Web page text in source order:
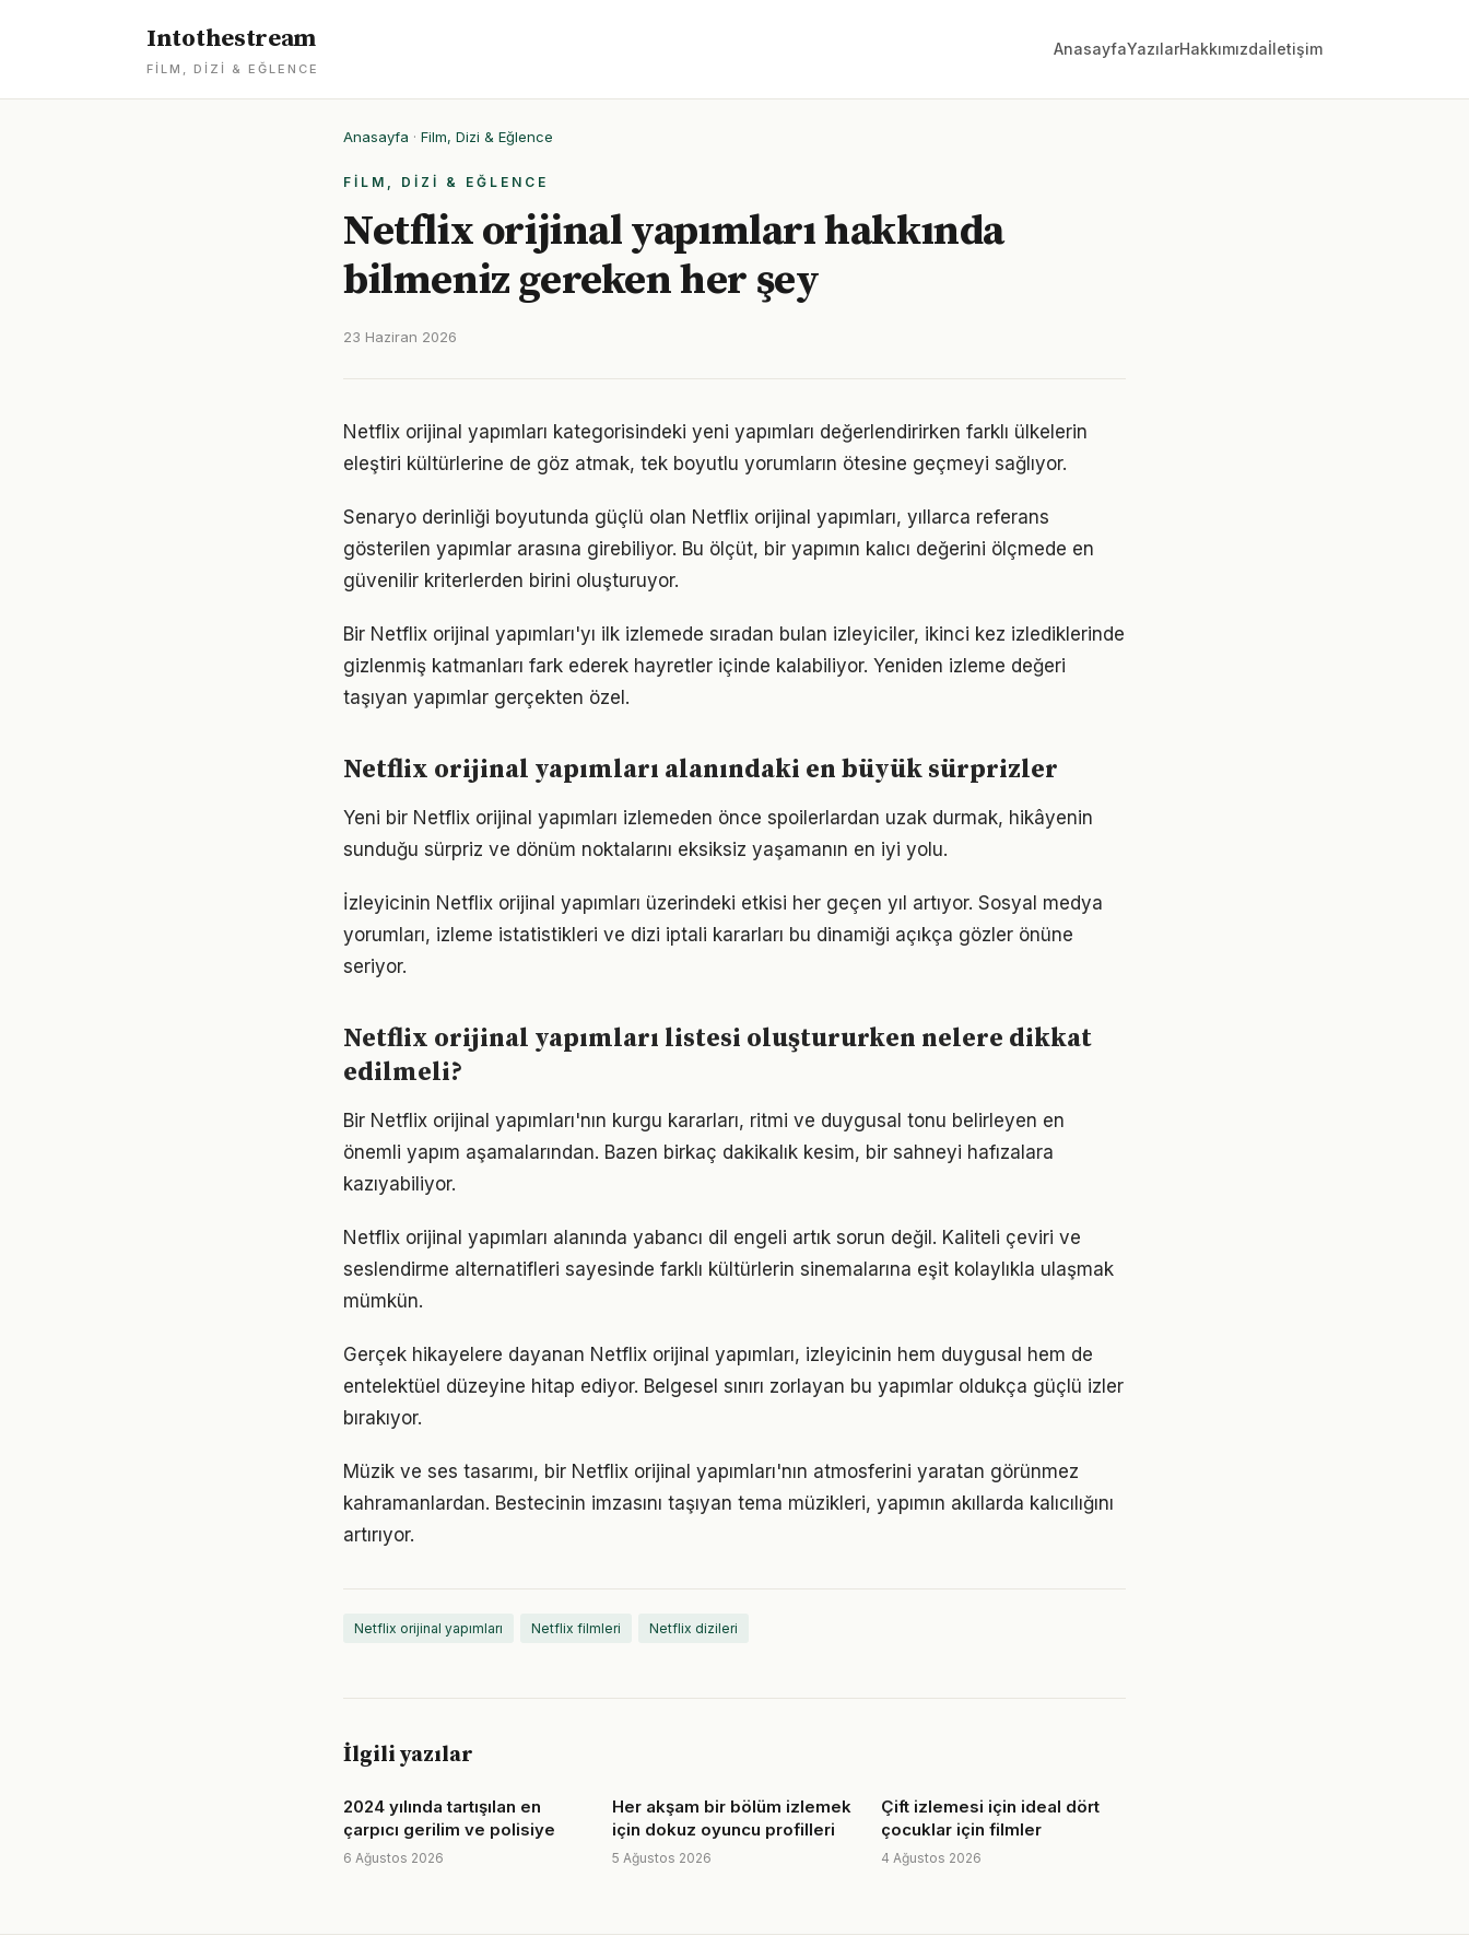
Intothestream
FILM, DIZI & EĞLENCE
AnasayfaYazılarHakkımızdaİletişim
Anasayfa · Film, Dizi & Eğlence
FILM, DIZI & EĞLENCE
Netflix orijinal yapımları hakkında
bilmeniz gereken her şey
23 Haziran 2026
Netflix orijinal yapımları kategorisindeki yeni yapımları değerlendirirken farklı ülkelerin
eleştiri kültürlerine de göz atmak, tek boyutlu yorumların ötesine geçmeyi sağlıyor.
Senaryo derinliği boyutunda güçlü olan Netflix orijinal yapımları, yıllarca referans
gösterilen yapımlar arasına girebiliyor. Bu ölçüt, bir yapımın kalıcı değerini ölçmede en
güvenilir kriterlerden birini oluşturuyor.
Bir Netflix orijinal yapımları'yı ilk izlemede sıradan bulan izleyiciler, ikinci kez izlediklerinde
gizlenmiş katmanları fark ederek hayretler içinde kalabiliyor. Yeniden izleme değeri
taşıyan yapımlar gerçekten özel.
Netflix orijinal yapımları alanındaki en büyük sürprizler
Yeni bir Netflix orijinal yapımları izlemeden önce spoilerlardan uzak durmak, hikâyenin
sunduğu sürpriz ve dönüm noktalarını eksiksiz yaşamanın en iyi yolu.
İzleyicinin Netflix orijinal yapımları üzerindeki etkisi her geçen yıl artıyor. Sosyal medya
yorumları, izleme istatistikleri ve dizi iptali kararları bu dinamiği açıkça gözler önüne
seriyor.
Netflix orijinal yapımları listesi oluştururken nelere dikkat
edilmeli?
Bir Netflix orijinal yapımları'nın kurgu kararları, ritmi ve duygusal tonu belirleyen en
önemli yapım aşamalarından. Bazen birkaç dakikalık kesim, bir sahneyi hafızalara
kazıyabiliyor.
Netflix orijinal yapımları alanında yabancı dil engeli artık sorun değil. Kaliteli çeviri ve
seslendirme alternatifleri sayesinde farklı kültürlerin sinemalarına eşit kolaylıkla ulaşmak
mümkün.
Gerçek hikayelere dayanan Netflix orijinal yapımları, izleyicinin hem duygusal hem de
entelektüel düzeyine hitap ediyor. Belgesel sınırı zorlayan bu yapımlar oldukça güçlü izler
bırakıyor.
Müzik ve ses tasarımı, bir Netflix orijinal yapımları'nın atmosferini yaratan görünmez
kahramanlardan. Bestecinin imzasını taşıyan tema müzikleri, yapımın akıllarda kalıcılığını
artırıyor.
Netflix orijinal yapımları Netflix filmleri Netflix dizileri
İlgili yazılar
2024 yılında tartışılan en
çarpıcı gerilim ve polisiye
6 Ağustos 2026
Her akşam bir bölüm izlemek
için dokuz oyuncu profilleri
5 Ağustos 2026
Çift izlemesi için ideal dört
çocuklar için filmler
4 Ağustos 2026